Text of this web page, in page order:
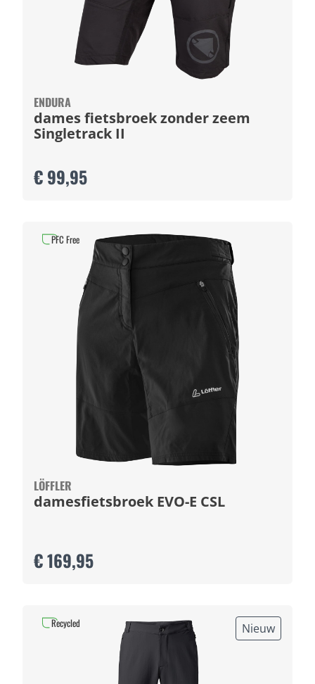
ENDURA
dames fietsbroek zonder zeem
Singletrack II
€ 99,95
LÖFFLER
damesfietsbroek EVO-E CSL
€ 169,95
PFC Free
Nieuw
Recycled